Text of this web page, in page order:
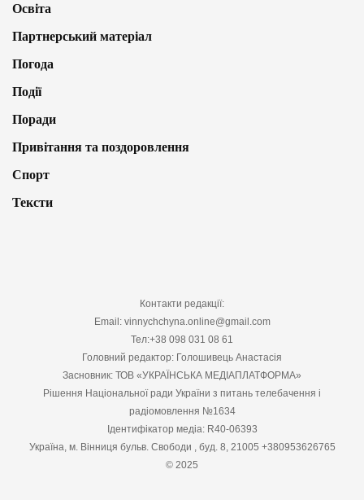
Освіта
Партнерський матеріал
Погода
Події
Поради
Привітання та поздоровлення
Спорт
Тексти
Контакти редакції:
Email: vinnychchyna.online@gmail.com
Тел:+38 098 031 08 61
Головний редактор: Голошивець Анастасія
Засновник: ТОВ «УКРАЇНСЬКА МЕДІАПЛАТФОРМА»
Рішення Національної ради України з питань телебачення і
радіомовлення №1634
Ідентифікатор медіа: R40-06393
Україна, м. Вінниця бульв. Свободи , буд. 8, 21005 +380953626765
© 2025